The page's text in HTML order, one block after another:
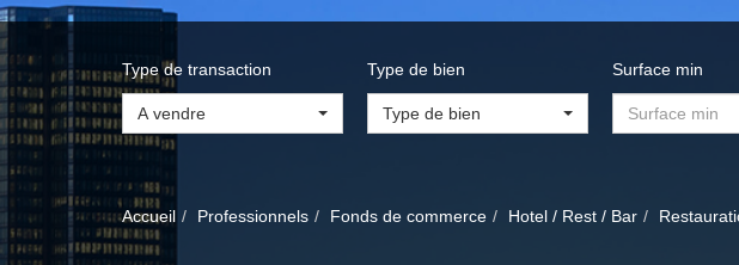
Type de transaction
A vendre
Type de bien
Type de bien
Surface min
Accueil Professionnels Fonds de commerce Hotel / Rest / Bar